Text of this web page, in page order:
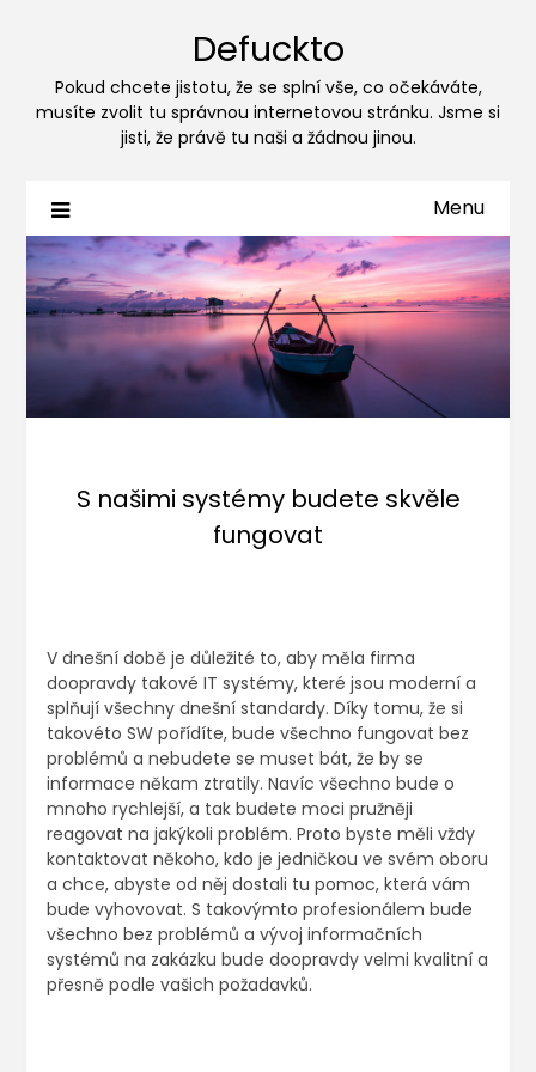
Defuckto
Pokud chcete jistotu, že se splní vše, co očekáváte,
musíte zvolit tu správnou internetovou stránku. Jsme si
jisti, že právě tu naši a žádnou jinou.
Menu
S našimi systémy budete skvěle
fungovat
V dnešní době je důležité to, aby měla firma
doopravdy takové IT systémy, které jsou moderní a
splňují všechny dnešní standardy. Díky tomu, že si
takovéto SW pořídíte, bude všechno fungovat bez
problémů a nebudete se muset bát, že by se
informace někam ztratily. Navíc všechno bude o
mnoho rychlejší, a tak budete moci pružněji
reagovat na jakýkoli problém. Proto byste měli vždy
kontaktovat někoho, kdo je jedničkou ve svém oboru
a chce, abyste od něj dostali tu pomoc, která vám
bude vyhovovat. S takovýmto profesionálem bude
všechno bez problémů a vývoj informačních
systémů na zakázku bude doopravdy velmi kvalitní a
přesně podle vašich požadavků.